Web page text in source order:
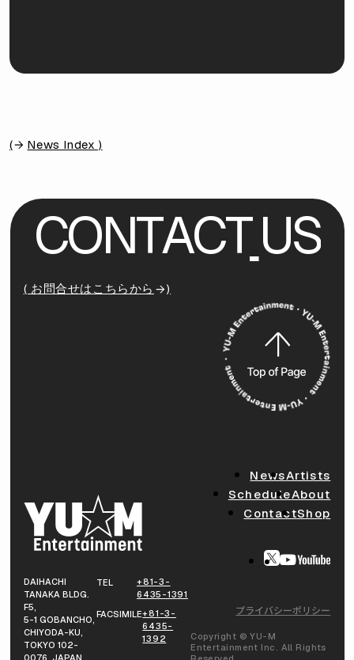
( News Index )
CONTACT US
( お問合せはこちらから )
DAIHACHI
TANAKA BLDG.
F5,
5-1 GOBANCHO,
CHIYODA-KU,
TOKYO 102-
0076, JAPAN
TEL
+81-3-
6435-1391
FACSIMILE+81-3-
6435-
1392
NewsArtists
ScheduleAbout
ContactShop
プライバシーポリシー
Copyright © YU-M
Entertainment Inc. All Rights